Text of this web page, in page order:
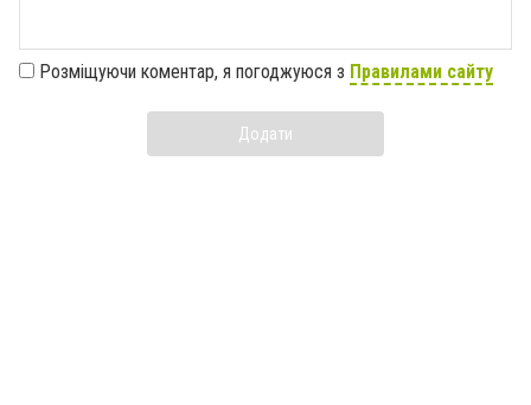
Розміщуючи коментар, я погоджуюся з Правилами сайту
Додати